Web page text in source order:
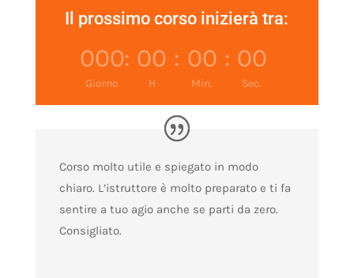
Il prossimo corso inizierà tra:
000
Giorno
: 00
H
: 00
Min.
: 00
Sec.
Corso molto utile e spiegato in modo
chiaro. L’istruttore è molto preparato e ti fa
sentire a tuo agio anche se parti da zero.
Consigliato.